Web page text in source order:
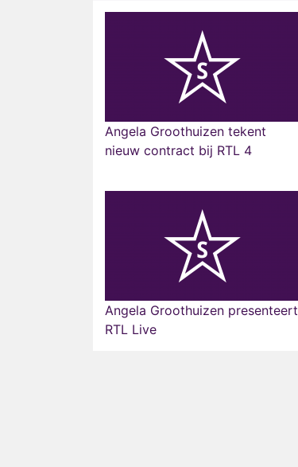
Angela Groothuizen tekent
nieuw contract bij RTL 4
Angela Groothuizen presenteert
RTL Live